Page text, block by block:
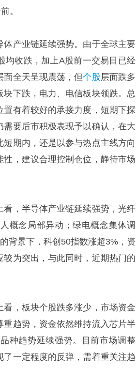
。
体产业链延续强势。由于全球主要
均收跌，加上A股前一交易日已经
面全天呈现震荡，但个股层面跌多
下跌，电力、电信板块领跌。总
有着较好的承接力度，短期下探
要后市积极表现予以确认，在大
期内，还是以参与热点主线方向
，建议合理控制仓位，静待市场
，半导体产业链延续强势，光纤
概念局部异动；绿电概念集体调
背景下，科创50指数涨超3%，资
为突出，与此同时，近期热门的
，板块个股跌多涨少，市场资金
趋势，资金依然维持流入芯片半
种趋势延续强势。目前市场调整
一定程度的反弹，需着重关注趋